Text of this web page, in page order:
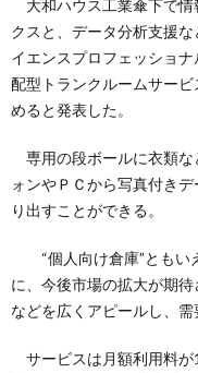
大和ハウス工業傘下で情
クスと、データ分析支援
イエンスプロフェッショ
配型トランクルームサー
めると発表した。
専用の段ボールに衣類な
ォンやＰＣから写真付き
り出すことができる。
“個人向け倉庫”ともい
に、今後市場の拡大が期
などを広くアピールし、需
サービスは月額利用料が